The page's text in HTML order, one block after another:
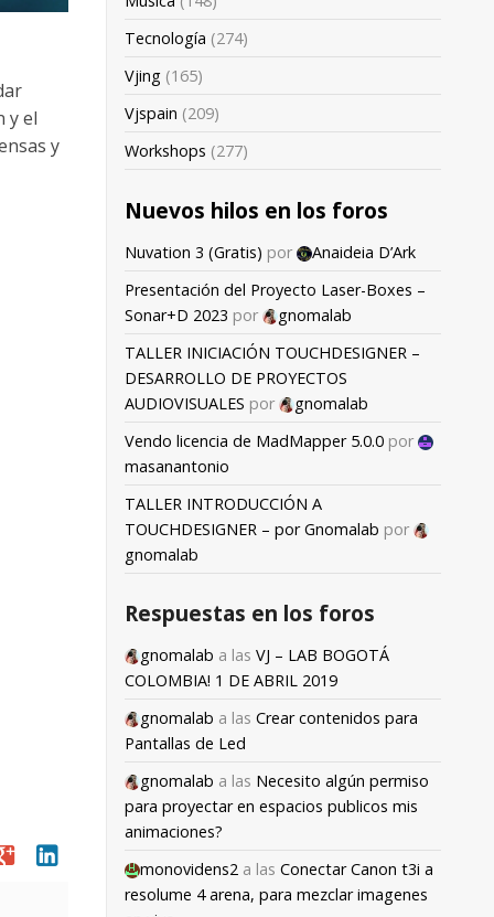
y el
y
linkedin
Tecnología (274)
Vjing (165)
Vjspain (209)
Workshops (277)
Nuevos hilos en los foros
Nuvation 3 (Gratis) por
Anaideia D’Ark
Presentación del Proyecto Laser-Boxes –
Sonar+D 2023 por
gnomalab
TALLER INICIACIÓN TOUCHDESIGNER –
DESARROLLO DE PROYECTOS
AUDIOVISUALES por
gnomalab
Vendo licencia de MadMapper 5.0.0 por
masanantonio
TALLER INTRODUCCIÓN A
TOUCHDESIGNER – por Gnomalab por
gnomalab
Respuestas en los foros
gnomalab a las VJ – LAB BOGOTÁ
COLOMBIA! 1 DE ABRIL 2019
gnomalab a las Crear contenidos para
Pantallas de Led
gnomalab a las Necesito algún permiso
para proyectar en espacios publicos mis
animaciones?
monovidens2 a las Conectar Canon t3i a
resolume 4 arena, para mezclar imagenes